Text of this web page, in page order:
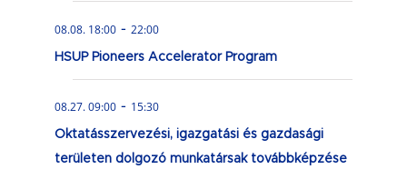
08.08. 18:00 - 22:00
HSUP Pioneers Accelerator Program
08.27. 09:00 - 15:30
Oktatásszervezési, igazgatási és gazdasági
területen dolgozó munkatársak továbbképzése